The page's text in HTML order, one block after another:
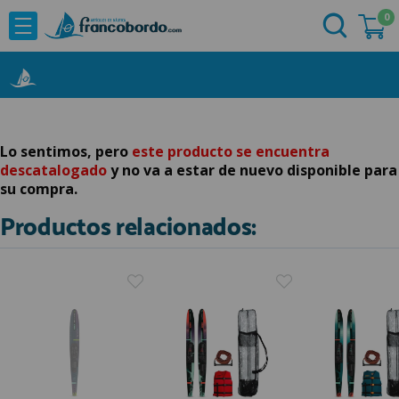
NOVEDADES
MARCAS
Acastillaje
Aforadores e Indicadores
Cabuyeria
Confort a Bordo
Deportes Nauticos
Electricidad
Electronica
Embarcaciones
Ya soy cliente
Recordarme ¿Olvidó su contraseña?
Quiero registrarme
0
Lo sentimos, pero este producto se encuentra
descatalogadoy no va a estar de nuevo disponible para
su compra.
Productos relacionados: